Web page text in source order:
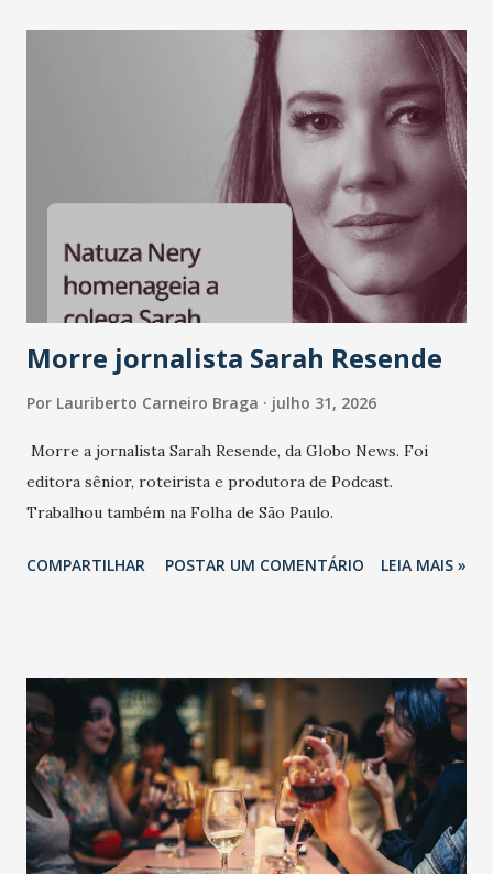
LinkedIn, VISA, Grupo 3corações, TikTok e M. Dias Branco.
A nova edição chega em um momento em que autenticidade
e consistência ganham peso nas conversas sobre marca,
liderança e estratégia. - Vivemos um momento em que todo
mundo fala muito e poucos entregam de verdade. O NM2B
sempre existiu para dar palco a quem constrói com
consistência, e nesta edição isso fica ainda mais claro.
Vamos reforçar que ser genuíno sustenta a confiança entre
marcas, pessoas e mercado", afirma Tamires So...
Morre jornalista Sarah Resende
Por Lauriberto Carneiro Braga julho 31, 2026
Morre a jornalista Sarah Resende, da Globo News. Foi
editora sênior, roteirista e produtora de Podcast.
Trabalhou também na Folha de São Paulo.
COMPARTILHAR POSTAR UM COMENTÁRIO LEIA MAIS »